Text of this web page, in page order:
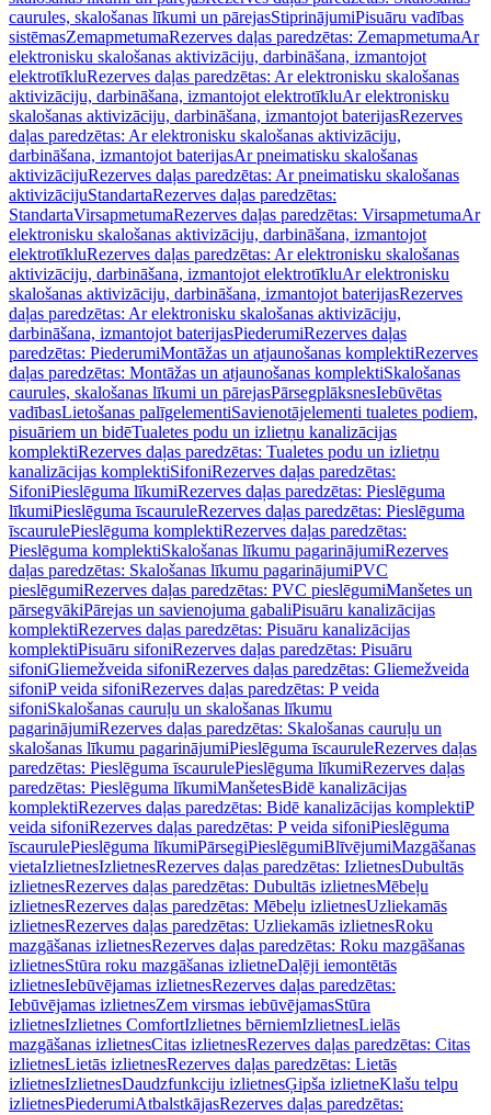
caurules, skalošanas līkumi un pārejasStiprinājumiPisuāru vadības
sistēmasZemapmetumaRezerves daļas paredzētas: ZemapmetumaAr
elektronisku skalošanas aktivizāciju, darbināšana, izmantojot
elektrotīkluRezerves daļas paredzētas: Ar elektronisku skalošanas
aktivizāciju, darbināšana, izmantojot elektrotīkluAr elektronisku
skalošanas aktivizāciju, darbināšana, izmantojot baterijasRezerves
daļas paredzētas: Ar elektronisku skalošanas aktivizāciju,
darbināšana, izmantojot baterijasAr pneimatisku skalošanas
aktivizācijuRezerves daļas paredzētas: Ar pneimatisku skalošanas
aktivizācijuStandartaRezerves daļas paredzētas:
StandartaVirsapmetumaRezerves daļas paredzētas: VirsapmetumaAr
elektronisku skalošanas aktivizāciju, darbināšana, izmantojot
elektrotīkluRezerves daļas paredzētas: Ar elektronisku skalošanas
aktivizāciju, darbināšana, izmantojot elektrotīkluAr elektronisku
skalošanas aktivizāciju, darbināšana, izmantojot baterijasRezerves
daļas paredzētas: Ar elektronisku skalošanas aktivizāciju,
darbināšana, izmantojot baterijasPiederumiRezerves daļas
paredzētas: PiederumiMontāžas un atjaunošanas komplektiRezerves
daļas paredzētas: Montāžas un atjaunošanas komplektiSkalošanas
caurules, skalošanas līkumi un pārejasPārsegplāksnesIebūvētas
vadībasLietošanas palīgelementiSavienotājelementi tualetes podiem,
pisuāriem un bidēTualetes podu un izlietņu kanalizācijas
komplektiRezerves daļas paredzētas: Tualetes podu un izlietņu
kanalizācijas komplektiSifoniRezerves daļas paredzētas:
SifoniPieslēguma līkumiRezerves daļas paredzētas: Pieslēguma
līkumiPieslēguma īscauruleRezerves daļas paredzētas: Pieslēguma
īscaurulePieslēguma komplektiRezerves daļas paredzētas:
Pieslēguma komplektiSkalošanas līkumu pagarinājumiRezerves
daļas paredzētas: Skalošanas līkumu pagarinājumiPVC
pieslēgumiRezerves daļas paredzētas: PVC pieslēgumiManšetes un
pārsegvākiPārejas un savienojuma gabaliPisuāru kanalizācijas
komplektiRezerves daļas paredzētas: Pisuāru kanalizācijas
komplektiPisuāru sifoniRezerves daļas paredzētas: Pisuāru
sifoniGliemežveida sifoniRezerves daļas paredzētas: Gliemežveida
sifoniP veida sifoniRezerves daļas paredzētas: P veida
sifoniSkalošanas cauruļu un skalošanas līkumu
pagarinājumiRezerves daļas paredzētas: Skalošanas cauruļu un
skalošanas līkumu pagarinājumiPieslēguma īscauruleRezerves daļas
paredzētas: Pieslēguma īscaurulePieslēguma līkumiRezerves daļas
paredzētas: Pieslēguma līkumiManšetesBidē kanalizācijas
komplektiRezerves daļas paredzētas: Bidē kanalizācijas komplektiP
veida sifoniRezerves daļas paredzētas: P veida sifoniPieslēguma
īscaurulePieslēguma līkumiPārsegiPieslēgumiBlīvējumiMazgāšanas
vietaIzlietnesIzlietnesRezerves daļas paredzētas: IzlietnesDubultās
izlietnesRezerves daļas paredzētas: Dubultās izlietnesMēbeļu
izlietnesRezerves daļas paredzētas: Mēbeļu izlietnesUzliekamās
izlietnesRezerves daļas paredzētas: Uzliekamās izlietnesRoku
mazgāšanas izlietnesRezerves daļas paredzētas: Roku mazgāšanas
izlietnesStūra roku mazgāšanas izlietneDaļēji iemontētās
izlietnesIebūvējamas izlietnesRezerves daļas paredzētas:
Iebūvējamas izlietnesZem virsmas iebūvējamasStūra
izlietnesIzlietnes ComfortIzlietnes bērniemIzlietnesLielās
mazgāšanas izlietnesCitas izlietnesRezerves daļas paredzētas: Citas
izlietnesLietās izlietnesRezerves daļas paredzētas: Lietās
izlietnesIzlietnesDaudzfunkciju izlietnesĢipša izlietneKlašu telpu
izlietnesPiederumiAtbalstkājasRezerves daļas paredzētas: